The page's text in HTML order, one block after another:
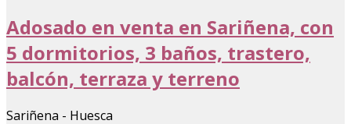
Adosado en venta en Sariñena, con
5 dormitorios, 3 baños, trastero,
balcón, terraza y terreno
Sariñena - Huesca